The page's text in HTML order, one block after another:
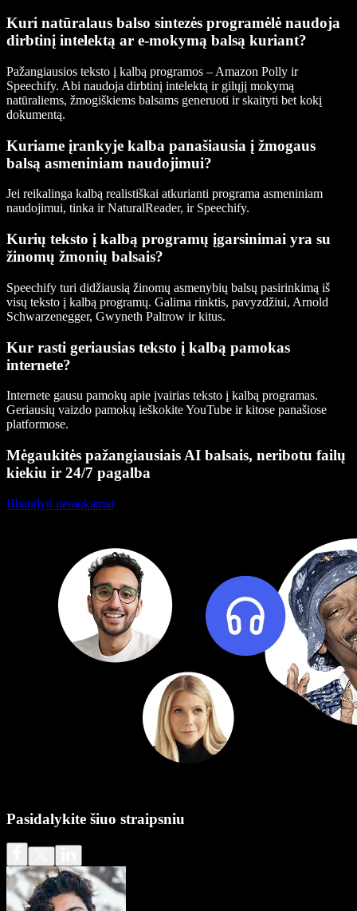
Kuri natūralaus balso sintezės programėlė naudoja
dirbtinį intelektą ar e-mokymą balsą kuriant?
Pažangiausios teksto į kalbą programos – Amazon Polly ir
Speechify. Abi naudoja dirbtinį intelektą ir gilųjį mokymą
natūraliems, žmogiškiems balsams generuoti ir skaityti bet kokį
dokumentą.
Kuriame įrankyje kalba panašiausia į žmogaus
balsą asmeniniam naudojimui?
Jei reikalinga kalbą realistiškai atkurianti programa asmeniniam
naudojimui, tinka ir NaturalReader, ir Speechify.
Kurių teksto į kalbą programų įgarsinimai yra su
žinomų žmonių balsais?
Speechify turi didžiausią žinomų asmenybių balsų pasirinkimą iš
visų teksto į kalbą programų. Galima rinktis, pavyzdžiui, Arnold
Schwarzenegger, Gwyneth Paltrow ir kitus.
Kur rasti geriausias teksto į kalbą pamokas
internete?
Internete gausu pamokų apie įvairias teksto į kalbą programas.
Geriausių vaizdo pamokų ieškokite YouTube ir kitose panašiose
platformose.
Mėgaukitės pažangiausiais AI balsais, neribotu failų
kiekiu ir 24/7 pagalba
Išbandyti nemokamai
Pasidalykite šiuo straipsniu